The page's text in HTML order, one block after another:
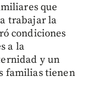
que
trabajar la
condiciones
a la
y un
familias tienen